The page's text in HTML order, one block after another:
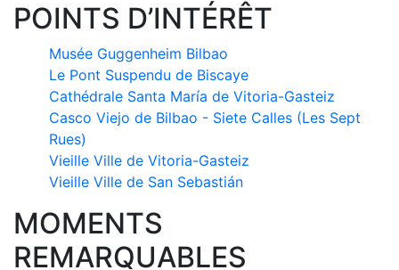
POINTS D’INTÉRÊT
Musée Guggenheim Bilbao
Le Pont Suspendu de Biscaye
Cathédrale Santa María de Vitoria-Gasteiz
Casco Viejo de Bilbao - Siete Calles (Les Sept
Rues)
Vieille Ville de Vitoria-Gasteiz
Vieille Ville de San Sebastián
MOMENTS
REMARQUABLES